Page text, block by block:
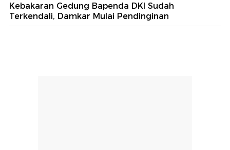
Kebakaran Gedung Bapenda DKI Sudah
Terkendali, Damkar Mulai Pendinginan